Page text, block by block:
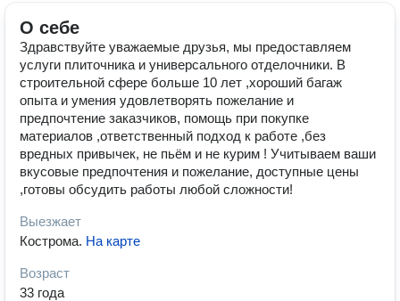
О себе
Здравствуйте уважаемые друзья, мы предоставляем
услуги плиточника и универсального отделочники. В
строительной сфере больше 10 лет ,хороший багаж
опыта и умения удовлетворять пожелание и
предпочтение заказчиков, помощь при покупке
материалов ,ответственный подход к работе ,без
вредных привычек, не пьём и не курим ! Учитываем ваши
вкусовые предпочтения и пожелание, доступные цены
,готовы обсудить работы любой сложности!
Выезжает
Кострома. На карте
Возраст
33 года